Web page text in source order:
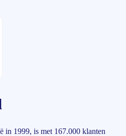
in 1999, is met 167.000 klanten